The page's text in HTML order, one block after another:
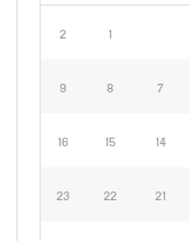
1
2
7
8
9
14
15
16
21
22
23